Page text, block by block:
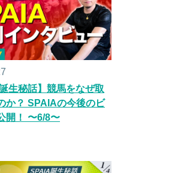
生秘話】競馬をなぜ取
か？ SPAIAの今後のビ
開！ 〜6/8〜